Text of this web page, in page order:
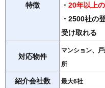
特徴
・ 20年以上
・2500社の
受け取れる
対応物件
マンション、
所
紹介会社数 最大6社